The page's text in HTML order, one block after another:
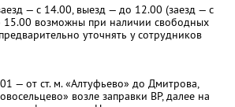
— с 14.00, выезд — до 12.00 (заезд — с
15.00 возможны при наличии свободных
уточнять у сотрудников
— от ст. м. «Алтуфьево» до Дмитрова,
возле заправки BP, далее на